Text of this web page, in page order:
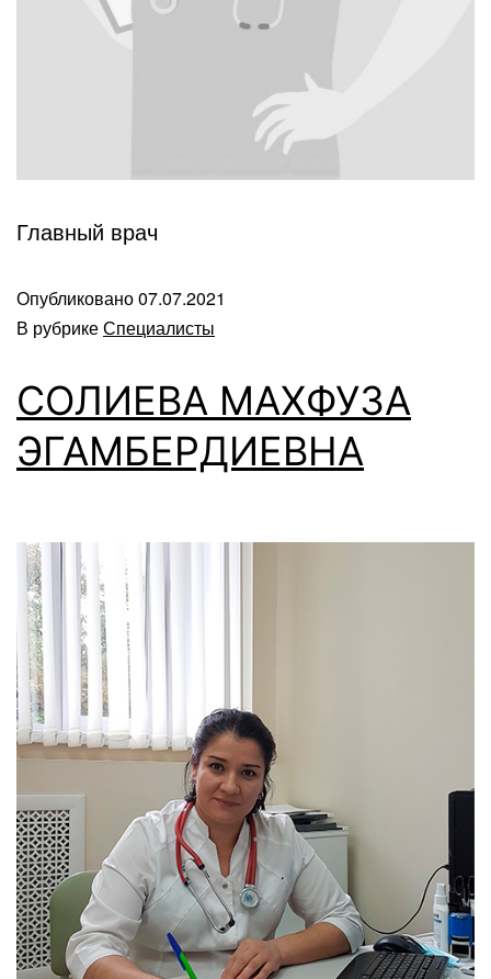
Главный врач
Опубликовано07.07.2021
В рубрикеСпециалисты
СОЛИЕВА МАХФУЗА
ЭГАМБЕРДИЕВНА